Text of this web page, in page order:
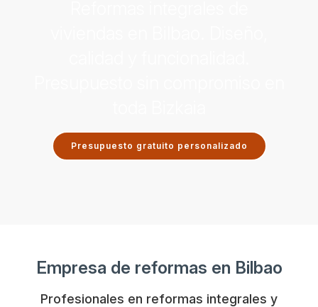
Presupuesto gratuito personalizado
Empresa de reformas en Bilbao
Profesionales en reformas integrales y